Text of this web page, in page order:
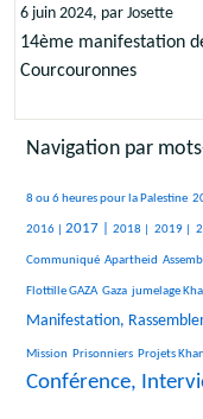
6 juin 2024, par Josette
14ème manifestation
Courcouronnes
Navigation par
381/1847
8 ou 6 heures pour la Palestine
55/1847
258/1847
243/1847
193/1847
123/1847
228/1847
96/1847
84/1847
263/1847
2016 |
442/1847
2017 |
138/1847 2018 |
65/1847 2019 |
87/1847
632/1847
670/1847
271/1847
698/1847
264/1847
Communiqué
18/1847 Apartheid
18/1847
147/1847
23/1847
898/1847
34/1847
Flottille GAZA
235/1847 Gaza
157/1847 jumelage
237/1847
9/1847
747/1847
Manifestation,
19/1847
Mission
24/1847Prisonniers
131/1847 Projets
1847/1847
1165/1847
Conférence,
11/1847